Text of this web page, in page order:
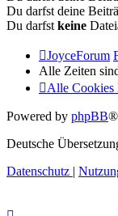
Du darfst deine
Du darfst keine
JoyceForum
Alle Zeiten
Alle Cookies
Powered by phpBB®
Deutsche
Datenschutz |